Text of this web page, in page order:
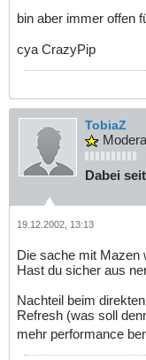
bin aber immer offen
cya CrazyPip
TobiaZ
Dabei
19.12.2002, 13:13
Die sache mit Mazen
Hast du sicher aus
Nachteil beim
Refresh (was soll
mehr performance